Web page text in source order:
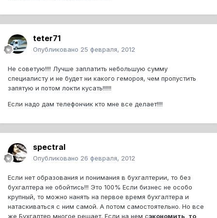
teter71
Опубликовано 25 февраля, 2012
Не советую!!!! Лучше заплатить небольшую сумму
специалисту и не будет ни какого гемороя, чем пропустить
запятую и потом локти кусать!!!!!!
Если надо дам телефончик кто мне все делает!!!!
spectral
Опубликовано 26 февраля, 2012
Если нет образования и понимания в бухгалтерии, то без
бухгалтера не обойтись!!! Это 100% Если бизнес не особо
крупный, то можно нанять на первое время бухгалтера и
натаскиваться с ним самой. А потом самостоятельно. Но все
же Бухгалтер многое решает. Если на нем сэкономить, то